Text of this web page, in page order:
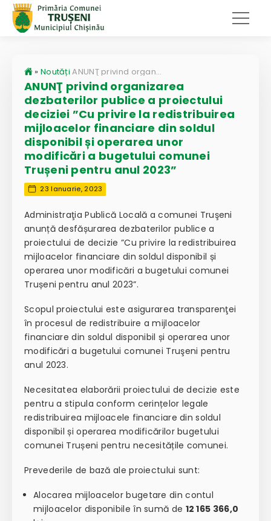
» Noutăți ANUNŢ privind organizarea dezbaterilor publice a proiectului deciziei ”Cu privire la redistribuirea mijloacelor financiare din soldul disponibil și operarea unor modificări a bugetului comunei Trușeni pentru anul 2023”
ANUNŢ privind organizarea
dezbaterilor publice a proiectului
deciziei ”Cu privire la redistribuirea
mijloacelor financiare din soldul
disponibil și operarea unor
modificări a bugetului comunei
Trușeni pentru anul 2023”
23 Ianuarie, 2023
Administraţia Publică Locală a comunei Truşeni
anunță desfășurarea dezbaterilor publice a
proiectului de decizie ”Cu privire la redistribuirea
mijloacelor financiare din soldul disponibil și
operarea unor modificări a bugetului comunei
Trușeni pentru anul 2023”.
Scopul proiectului este asigurarea transparenţei
în procesul de redistribuire a mijloacelor
financiare din soldul disponibil și operarea unor
modificări a bugetului comunei Truşeni pentru
anul 2023.
Necesitatea elaborării proiectului de decizie este
pentru a stipula conform cerințelor legale
redistribuirea mijloacele financiare din soldul
disponibil și operarea modificărilor bugetului
comunei Trușeni pentru necesitățile comunei.
Prevederile de bază ale proiectului sunt:
Alocarea mijloacelor bugetare din contul
mijloacelor disponibile în sumă de 12 165 366,0